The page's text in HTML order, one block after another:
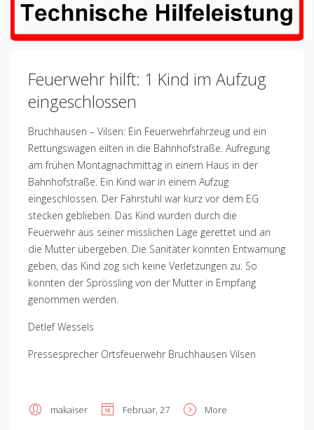
Feuerwehr hilft: 1 Kind im Aufzug
eingeschlossen
Bruchhausen – Vilsen: Ein Feuerwehrfahrzeug und ein
Rettungswagen eilten in die Bahnhofstraße. Aufregung
am frühen Montagnachmittag in einem Haus in der
Bahnhofstraße. Ein Kind war in einem Aufzug
eingeschlossen. Der Fahrstuhl war kurz vor dem EG
stecken geblieben. Das Kind wurden durch die
Feuerwehr aus seiner misslichen Lage gerettet und an
die Mutter übergeben. Die Sanitäter konnten Entwarnung
geben, das Kind zog sich keine Verletzungen zu. So
konnten der Sprössling von der Mutter in Empfang
genommen werden.
Detlef Wessels
Pressesprecher Ortsfeuerwehr Bruchhausen Vilsen
makaiser Februar, 27 More